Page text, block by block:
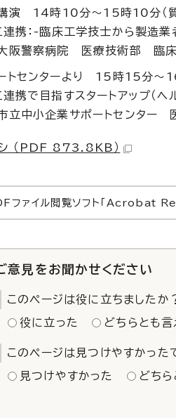
演 14時10分～15時10分（質
連携：-臨床工学技士から製造業
阪警察病院 医療技術部
トセンターより 15時15分～
連携で目指すスタートアップ（ヘ
立中小企業サポートセンター
（PDF 873.8KB）
ファイル閲覧ソフト「Acrobat
意見をお聞かせください
このページは役に立ちましたか
役に立った どちらとも言
このページは見つけやすかった
見つけやすかった どち